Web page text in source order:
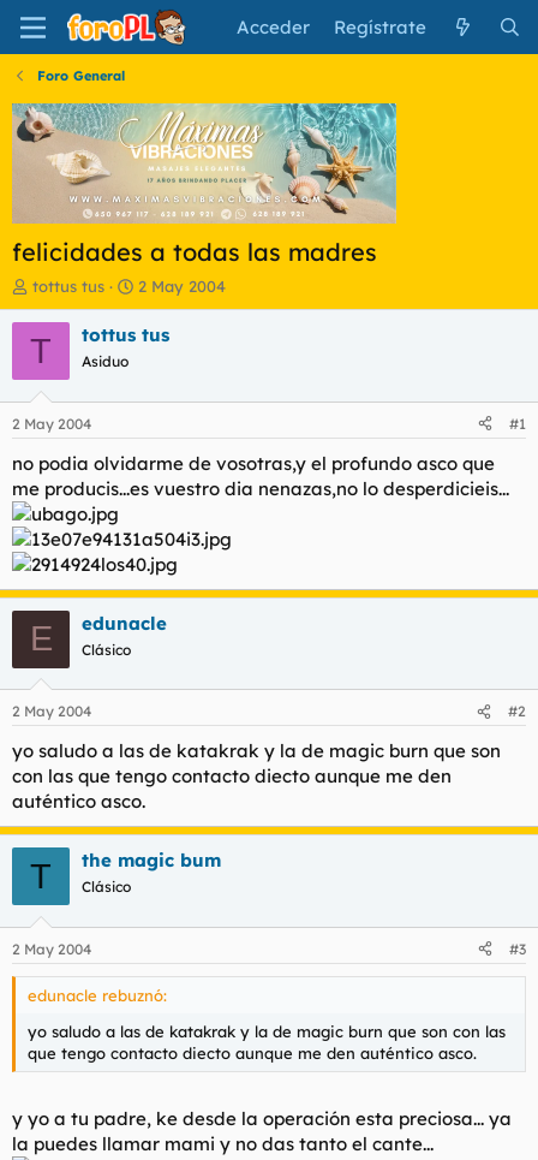
Acceder Regístrate
Foro General
felicidades a todas las madres
I
n
i
a
d
o
r
d
e
l
t
e
m
a
tottus tus
F
e
c
i
n
c
o
2 May 2004
T tottus tus
Asiduo
2 May 2004 #1
no podia olvidarme de vosotras,y el profundo asco que
me producis...es vuestro dia nenazas,no lo desperdicieis...
E edunacle
Clásico
2 May 2004 #2
yo saludo a las de katakrak y la de magic burn que son
con las que tengo contacto diecto aunque me den
auténtico asco.
T the magic bum
Clásico
2 May 2004 #3
edunacle rebuznó:
yo saludo a las de katakrak y la de magic burn que son con las
que tengo contacto diecto aunque me den auténtico asco.
y yo a tu padre, ke desde la operación esta preciosa... ya
la puedes llamar mami y no das tanto el cante...